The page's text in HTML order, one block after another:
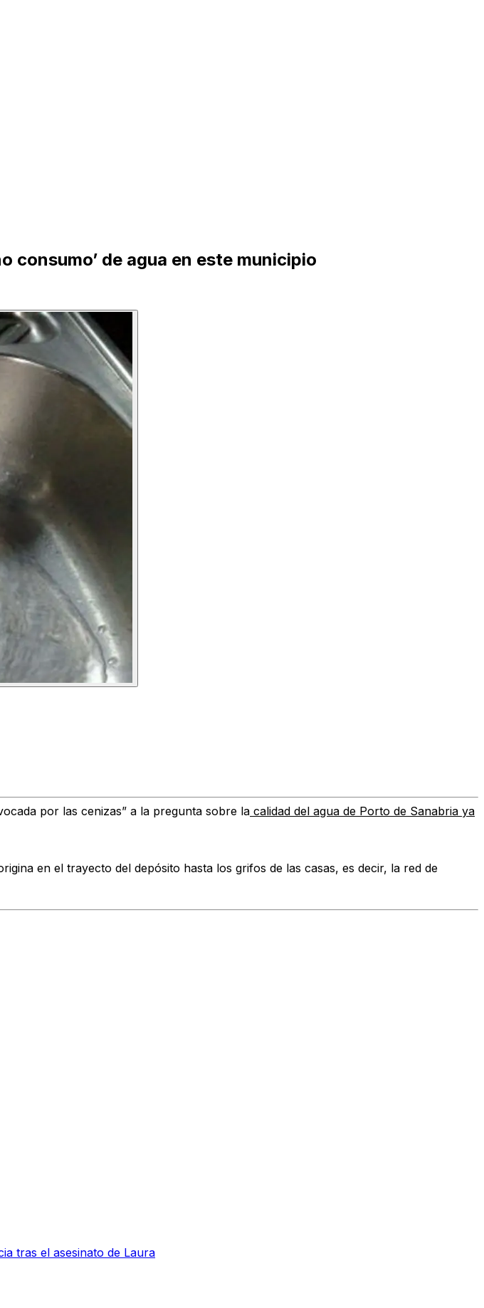
consumo’ de agua en este municipio
por las cenizas” a la pregunta sobre la calidad del agua de Porto de Sanabria ya
en el trayecto del depósito hasta los grifos de las casas, es decir, la red de
tras el asesinato de Laura